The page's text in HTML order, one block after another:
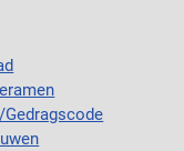
Gedragscode